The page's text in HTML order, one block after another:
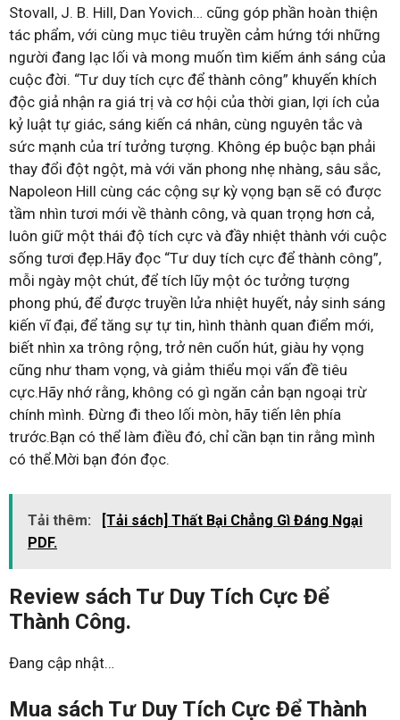
Stovall, J. B. Hill, Dan Yovich… cũng góp phần hoàn thiện
tác phẩm, với cùng mục tiêu truyền cảm hứng tới những
người đang lạc lối và mong muốn tìm kiếm ánh sáng của
cuộc đời. “Tư duy tích cực để thành công” khuyến khích
độc giả nhận ra giá trị và cơ hội của thời gian, lợi ích của
kỷ luật tự giác, sáng kiến cá nhân, cùng nguyên tắc và
sức mạnh của trí tưởng tượng. Không ép buộc bạn phải
thay đổi đột ngột, mà với văn phong nhẹ nhàng, sâu sắc,
Napoleon Hill cùng các cộng sự kỳ vọng bạn sẽ có được
tầm nhìn tươi mới về thành công, và quan trọng hơn cả,
luôn giữ một thái độ tích cực và đầy nhiệt thành với cuộc
sống tươi đẹp.Hãy đọc “Tư duy tích cực để thành công”,
mỗi ngày một chút, để tích lũy một óc tưởng tượng
phong phú, để được truyền lửa nhiệt huyết, nảy sinh sáng
kiến vĩ đại, để tăng sự tự tin, hình thành quan điểm mới,
biết nhìn xa trông rộng, trở nên cuốn hút, giàu hy vọng
cũng như tham vọng, và giảm thiểu mọi vấn đề tiêu
cực.Hãy nhớ rằng, không có gì ngăn cản bạn ngoại trừ
chính mình. Đừng đi theo lối mòn, hãy tiến lên phía
trước.Bạn có thể làm điều đó, chỉ cần bạn tin rằng mình
có thể.Mời bạn đón đọc.
Tải thêm:
[Tải sách] Thất Bại Chẳng Gì Đáng Ngại
PDF.
Review sách Tư Duy Tích Cực Để
Thành Công.
Đang cập nhật…
Mua sách Tư Duy Tích Cực Để Thành